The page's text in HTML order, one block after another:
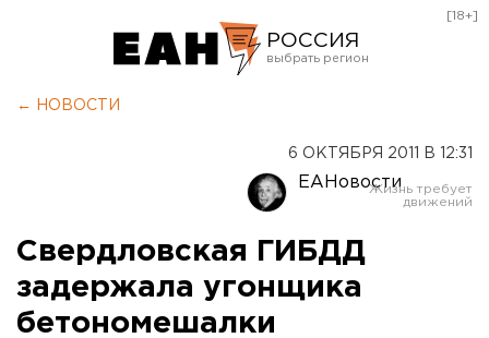
РОССИЯ
Оренбург
[18+]
← НОВОСТИ
6 ОКТЯБРЯ 2011 В 12:31
ЕАНовости
Свердловская ГИБДД
задержала угонщика
бетономешалки